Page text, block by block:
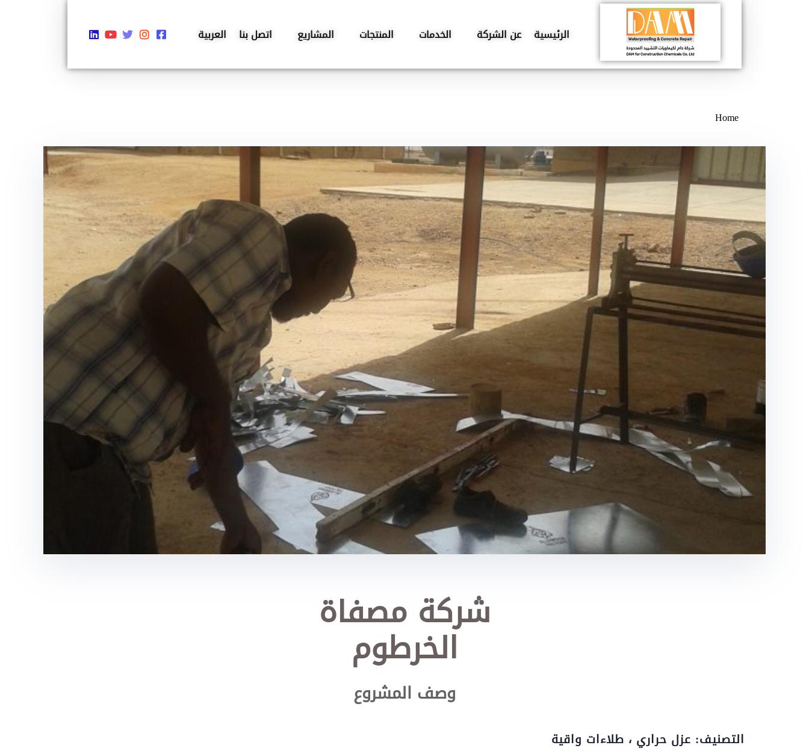
DAMConstruction & Chimical co
الرئيسية عن الشركة الخدمات المنتجات المشاريع اتصل بنا العربية
Home
شركة مصفاة
الخرطوم
وصف المشروع
التصنيف: عزل حراري ، طلاءات واقية